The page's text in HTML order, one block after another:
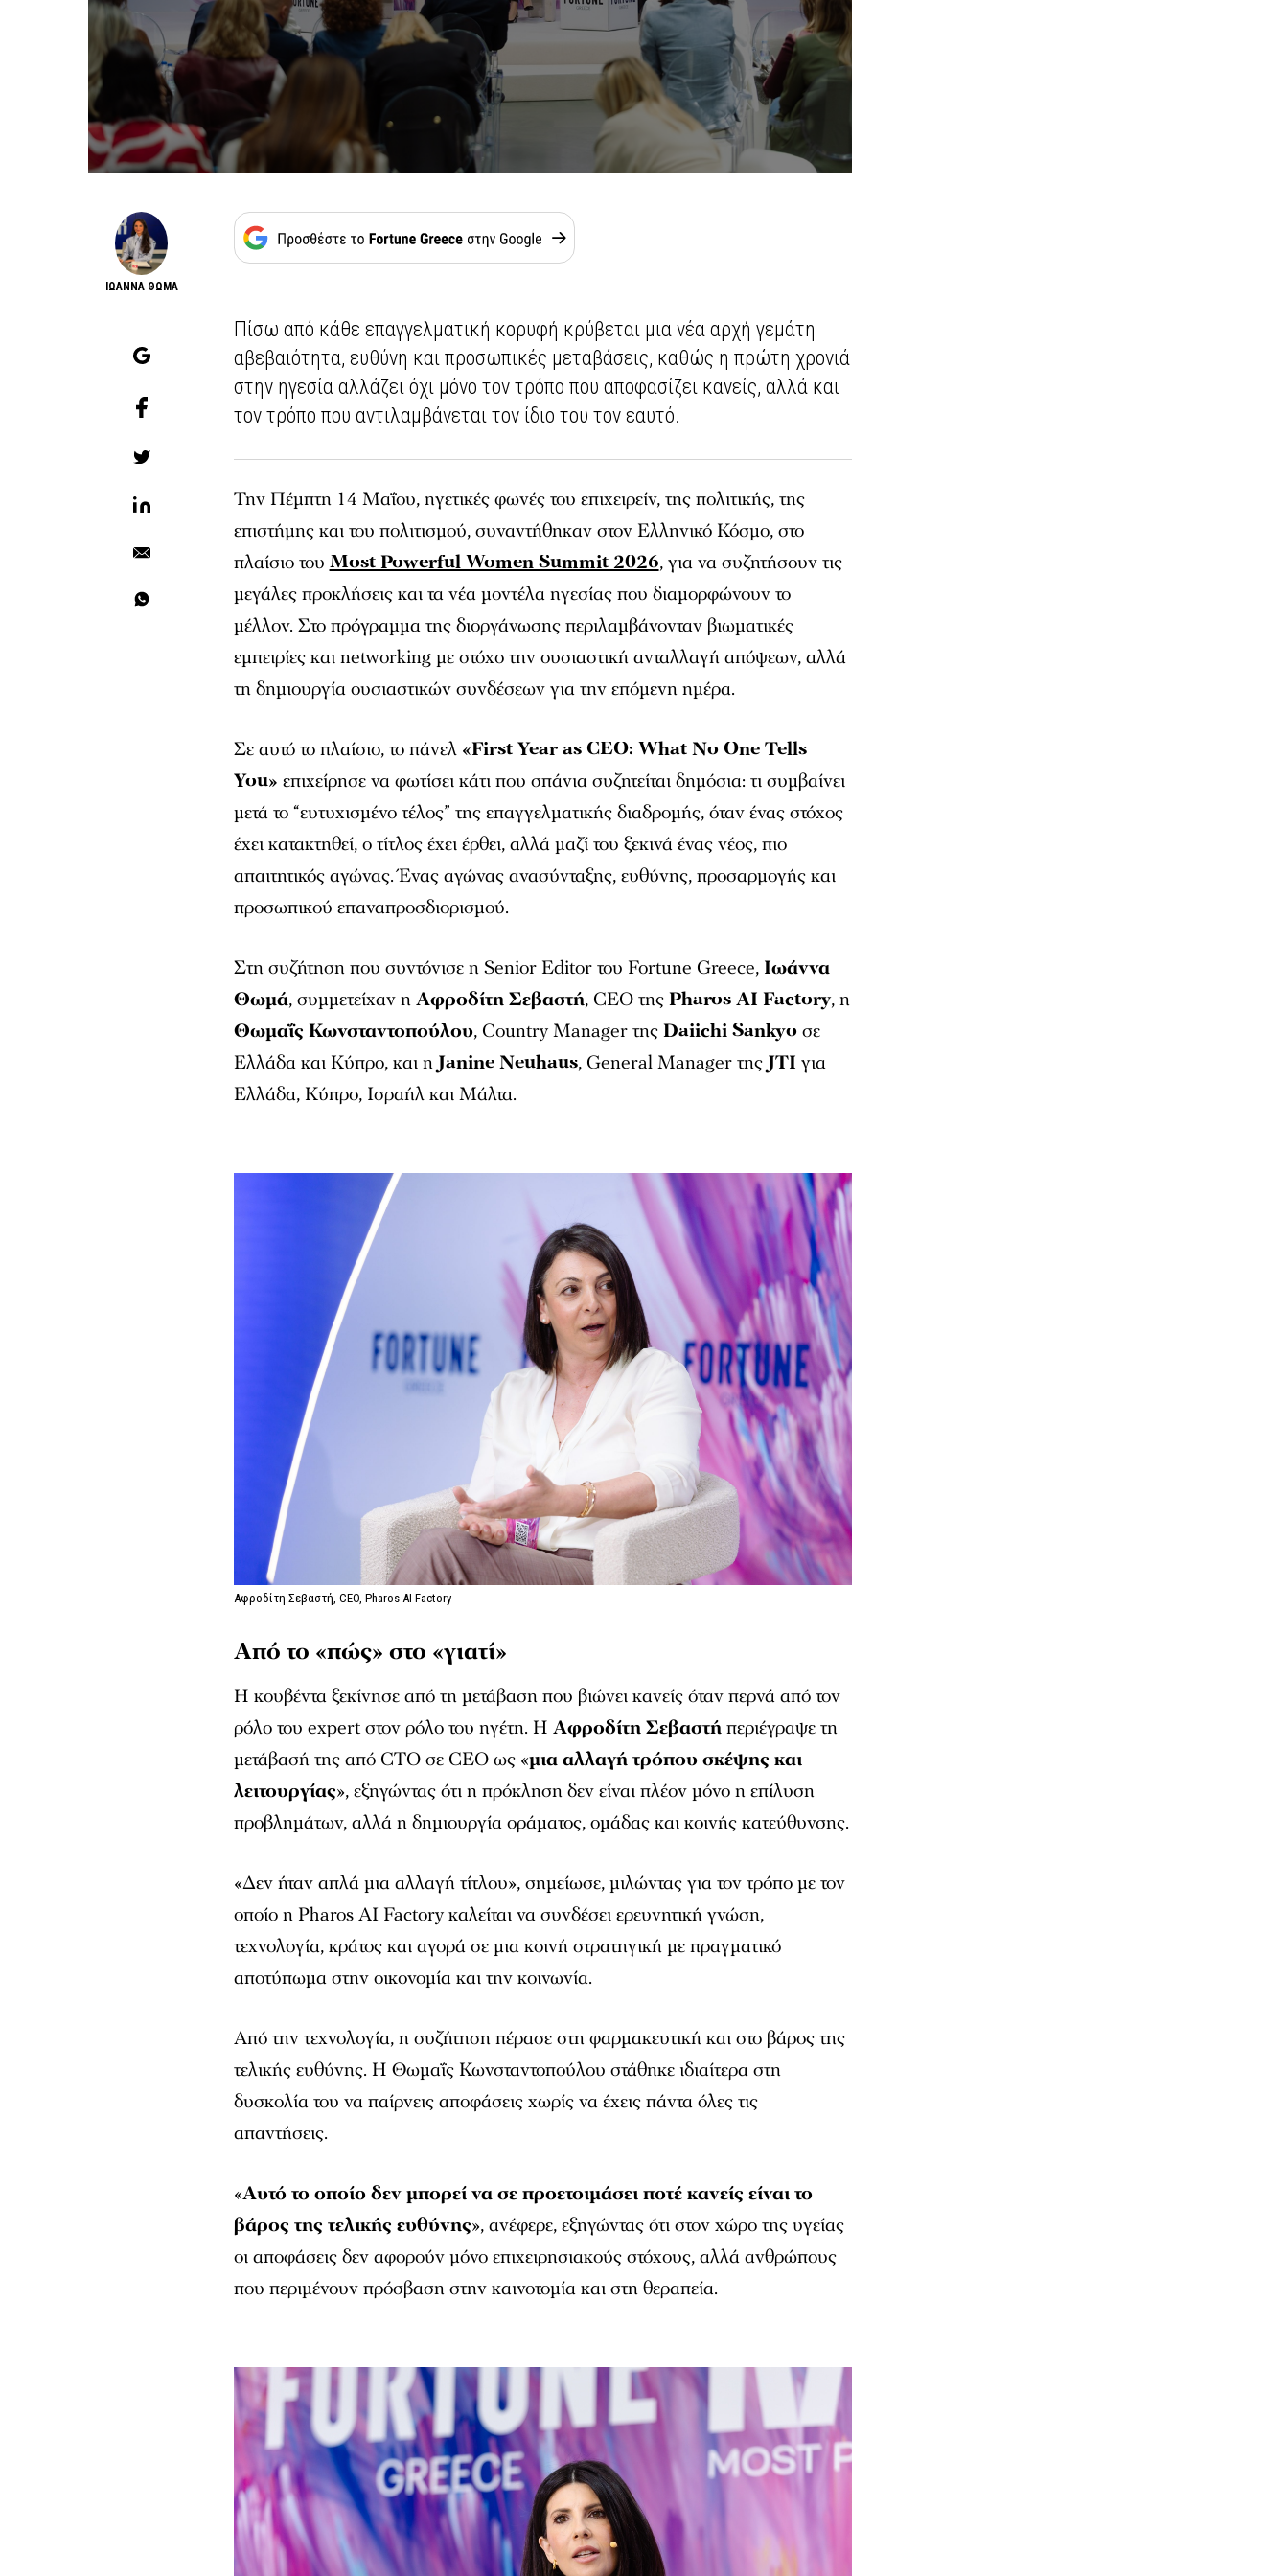
ΙΩΑΝΝΑ ΘΩΜΑ
Πίσω από κάθε επαγγελματική κορυφή κρύβεται μια νέα αρχή γεμάτη
αβεβαιότητα, ευθύνη και προσωπικές μεταβάσεις, καθώς η πρώτη χρονιά
στην ηγεσία αλλάζει όχι μόνο τον τρόπο που αποφασίζει κανείς, αλλά και
τον τρόπο που αντιλαμβάνεται τον ίδιο του τον εαυτό.
Την Πέμπτη 14 Μαΐου, ηγετικές φωνές του επιχειρείν, της πολιτικής, της
επιστήμης και του πολιτισμού, συναντήθηκαν στον Ελληνικό Κόσμο, στο
πλαίσιο του Most Powerful Women Summit 2026, για να συζητήσουν τις
μεγάλες προκλήσεις και τα νέα μοντέλα ηγεσίας που διαμορφώνουν το
μέλλον. Στο πρόγραμμα της διοργάνωσης περιλαμβάνονταν βιωματικές
εμπειρίες και networking με στόχο την ουσιαστική ανταλλαγή απόψεων, αλλά
τη δημιουργία ουσιαστικών συνδέσεων για την επόμενη ημέρα.
Σε αυτό το πλαίσιο, το πάνελ «First Year as CEO: What No One Tells
You» επιχείρησε να φωτίσει κάτι που σπάνια συζητείται δημόσια: τι συμβαίνει
μετά το “ευτυχισμένο τέλος” της επαγγελματικής διαδρομής, όταν ένας στόχος
έχει κατακτηθεί, ο τίτλος έχει έρθει, αλλά μαζί του ξεκινά ένας νέος, πιο
απαιτητικός αγώνας. Ένας αγώνας ανασύνταξης, ευθύνης, προσαρμογής και
προσωπικού επαναπροσδιορισμού.
Στη συζήτηση που συντόνισε η Senior Editor του Fortune Greece, Ιωάννα
Θωμά, συμμετείχαν ηΑφροδίτη Σεβαστή, CEO τηςPharos AI Factory, η
Θωμαΐς Κωνσταντοπούλου, Country Manager τηςDaiichi Sankyoσε
Ελλάδα και Κύπρο, και η Janine Neuhaus, General Manager της JTI για
Ελλάδα, Κύπρο, Ισραήλ και Μάλτα.
Αφροδίτη Σεβαστή, CEO, Pharos AI Factory
Από το «πώς» στο «γιατί»
Η κουβέντα ξεκίνησε από τη μετάβαση που βιώνει κανείς όταν περνά από τον
ρόλο του expert στον ρόλο του ηγέτη. Η Αφροδίτη Σεβαστήπεριέγραψε τη
μετάβασή της από CTO σε CEO ως «μια αλλαγή τρόπου σκέψης και
λειτουργίας», εξηγώντας ότι η πρόκληση δεν είναι πλέον μόνο η επίλυση
προβλημάτων, αλλά η δημιουργία οράματος, ομάδας και κοινής κατεύθυνσης.
«Δεν ήταν απλά μια αλλαγή τίτλου», σημείωσε, μιλώντας για τον τρόπο με τον
οποίο η Pharos AI Factory καλείται να συνδέσει ερευνητική γνώση,
τεχνολογία, κράτος και αγορά σε μια κοινή στρατηγική με πραγματικό
αποτύπωμα στην οικονομία και την κοινωνία.
Από την τεχνολογία, η συζήτηση πέρασε στη φαρμακευτική και στο βάρος της
τελικής ευθύνης. Η Θωμαΐς Κωνσταντοπούλου στάθηκε ιδιαίτερα στη
δυσκολία του να παίρνεις αποφάσεις χωρίς να έχεις πάντα όλες τις
απαντήσεις.
«Αυτό το οποίο δεν μπορεί να σε προετοιμάσει ποτέ κανείς είναι το
βάρος της τελικής ευθύνης», ανέφερε, εξηγώντας ότι στον χώρο της υγείας
οι αποφάσεις δεν αφορούν μόνο επιχειρησιακούς στόχους, αλλά ανθρώπους
που περιμένουν πρόσβαση στην καινοτομία και στη θεραπεία.